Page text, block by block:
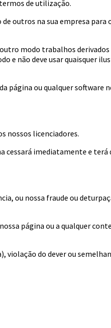
de utilização.
outros na sua empresa para
modo trabalhos
e não deve usar quaisquer
página ou qualquer software
nossos licenciadores.
cessará imediatamente e terá
ou nossa fraude ou
página ou a qualquer
violação do dever ou